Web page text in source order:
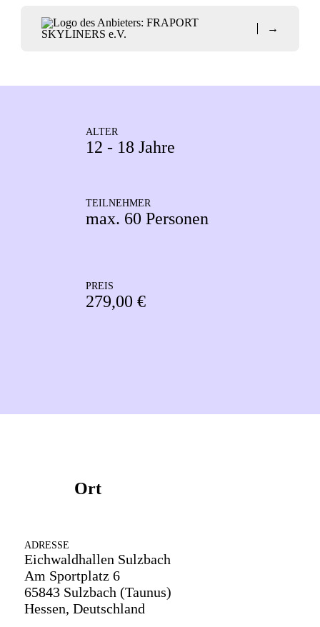
→
ALTER
12 - 18 Jahre
TEILNEHMER
max. 60 Personen
PREIS
279,00 €
Ort
ADRESSE
Eichwaldhallen Sulzbach
Am Sportplatz 6
65843 Sulzbach (Taunus)
Hessen, Deutschland